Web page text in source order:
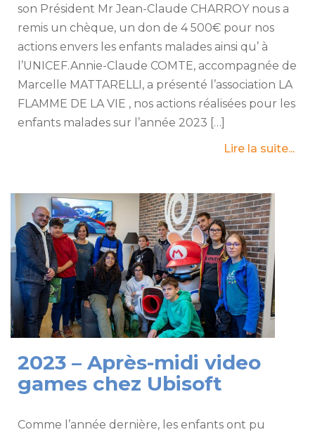
son Président Mr Jean-Claude CHARROY nous a
remis un chèque, un don de 4 500€ pour nos
actions envers les enfants malades ainsi qu’ à
l’UNICEF.Annie-Claude COMTE, accompagnée de
Marcelle MATTARELLI, a présenté l’association LA
FLAMME DE LA VIE , nos actions réalisées pour les
enfants malades sur l’année 2023 […]
Lire la suite...
2023 – Après-midi video
games chez Ubisoft
Comme l’année dernière, les enfants ont pu